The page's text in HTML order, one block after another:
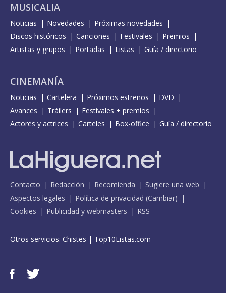
MUSICALIA
Noticias Novedades
Próximas novedades
Discos históricos
Canciones Festivales
Premios
Artistas y grupos
Portadas Listas Guía / directorio
CINEMANÍA
Noticias Cartelera Próximos estrenos
DVD
Avances
Tráilers
Festivales + premios
Actores y actrices
Carteles Box-office Guía / directorio
Contacto Redacción Recomienda
Sugiere una web
Aspectos legales
Política de privacidad (Cambiar)
Cookies
Publicidad y webmasters RSS
Otros servicios: Chistes | Top10Listas.com